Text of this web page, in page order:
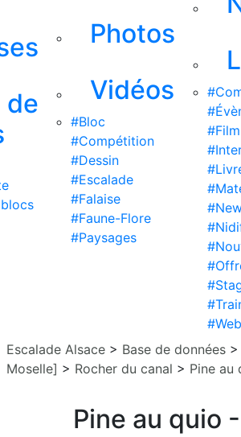
de
Photos
Vidéos
#Bloc
#Compétition
#Dessin
#Escalade
#Falaise
#Faune-Flore
#Paysages
#Film
#Web
Escalade Alsace > Base de données >
Moselle] > Rocher du canal > Pine au
Pine au quio